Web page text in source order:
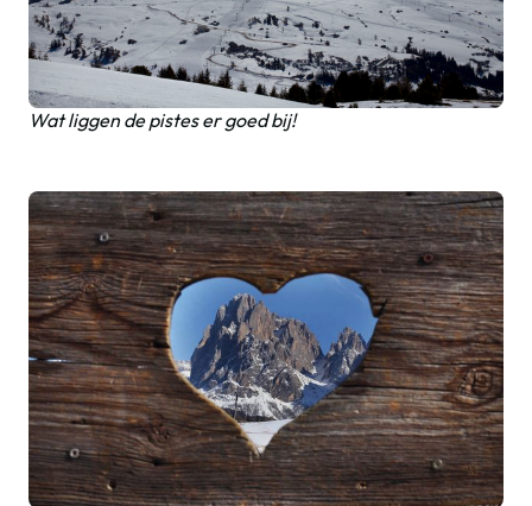
Wat liggen de pistes er goed bij!